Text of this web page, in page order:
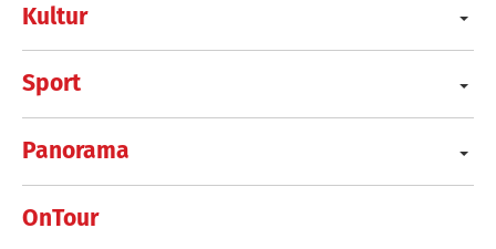
Kultur
Sport
Panorama
OnTour